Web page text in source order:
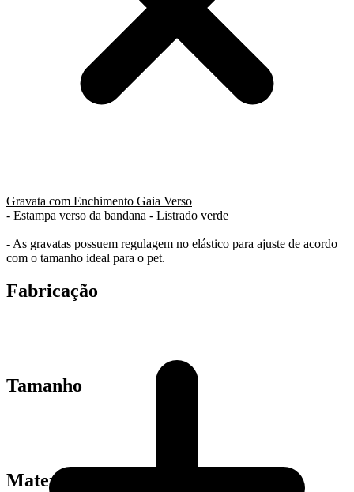
Gravata com Enchimento Gaia Verso
- Estampa verso da bandana - Listrado verde
- As gravatas possuem regulagem no elástico para ajuste de acordo
com o tamanho ideal para o pet.
Fabricação
Tamanho
Material